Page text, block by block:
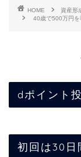
HOME
資産形
40歳で500万円を
dポイント
初回は30日